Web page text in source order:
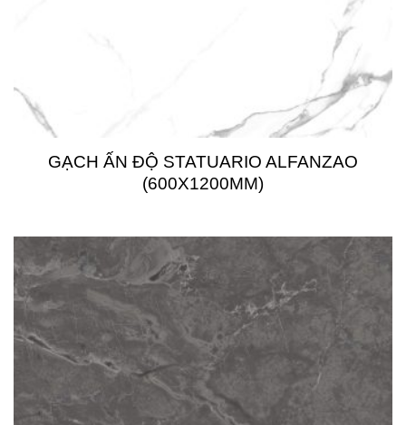
GẠCH ẤN ĐỘ STATUARIO ALFANZAO
(600X1200MM)